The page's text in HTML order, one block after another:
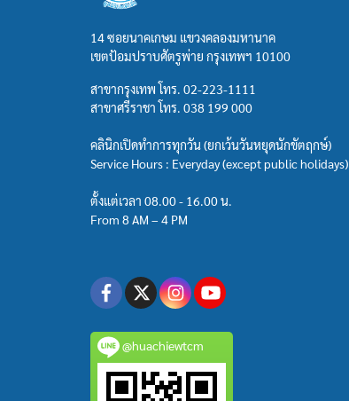
14 ซอยนาคเกษม แขวงคลองมหานาค
เขตป้อมปราบศัตรูพ่าย กรุงเทพฯ 10100
สาขากรุงเทพ โทร. 02-223-1111
สาขาศรีราชา โทร. 038 199 000
คลินิกเปิดทำการทุกวัน (ยกเว้นวันหยุดนักขัตฤกษ์)
Service Hours : Everyday (except public holidays)
ตั้งแต่เวลา 08.00 - 16.00 น.
From 8 AM – 4 PM
@huachiewtcm